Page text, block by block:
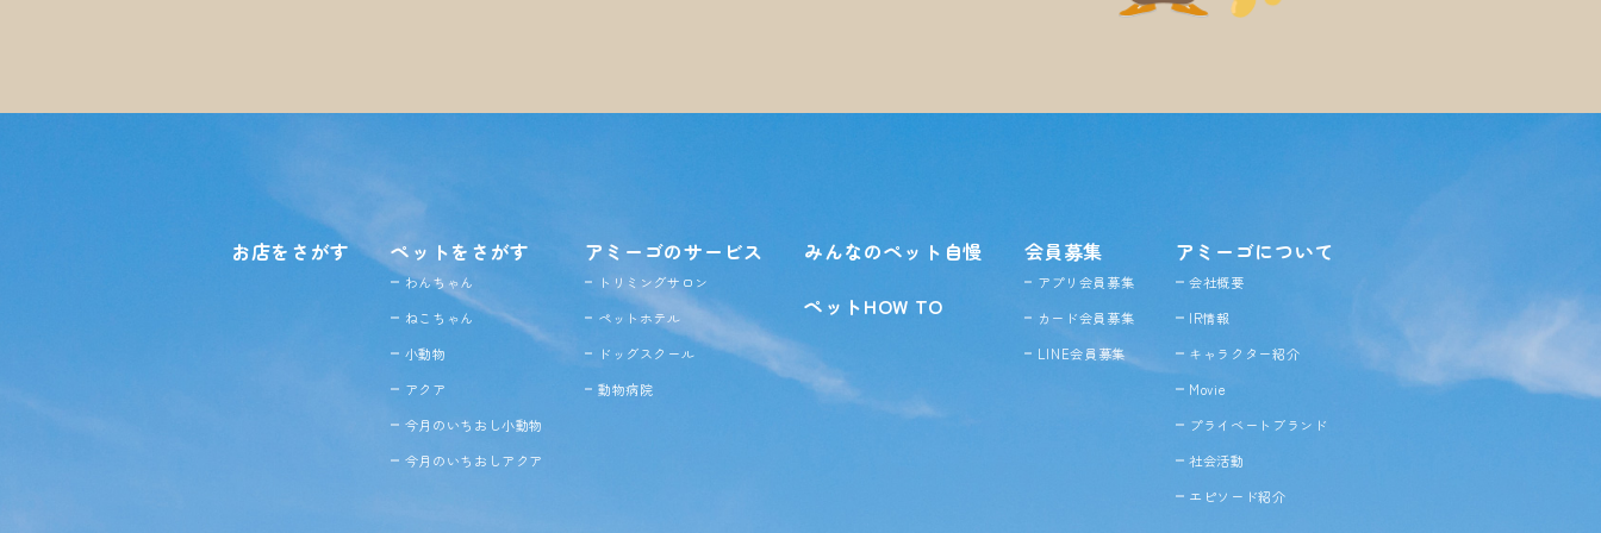
お店をさがす ペットをさがす
わんちゃん
ねこちゃん
小動物
アクア
今月のいちおし小動物
今月のいちおしアクア
アミーゴのサービス
トリミングサロン
ペットホテル
ドッグスクール
動物病院
みんなのペット自慢
ペットHOW TO
会員募集
アプリ会員募集
カード会員募集
LINE会員募集
アミーゴについて
会社概要
IR情報
キャラクター紹介
Movie
プライベートブランド
社会活動
エピソード紹介